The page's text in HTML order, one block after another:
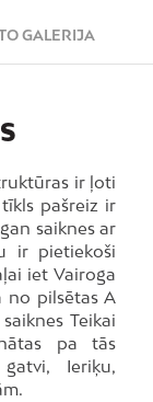
GALERIJA
ir ļoti
pašreiz ir
saiknes ar
ir pietiekoši
iet Vairoga
no pilsētas A
Teikai
pa tās
Ieriķu,